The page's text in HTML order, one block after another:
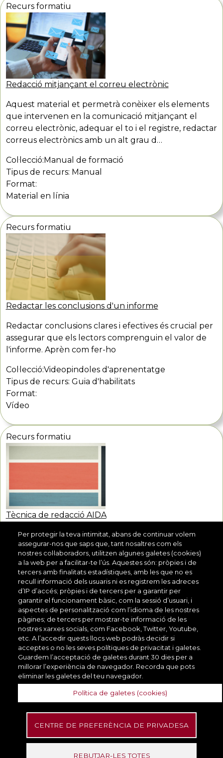
Recurs formatiu
Redacció mitjançant el correu electrònic
Aquest material et permetrà conèixer els elements
que intervenen en la comunicació mitjançant el
correu electrònic, adequar el to i el registre, redactar
correus electrònics amb un alt grau d…
Col·lecció: Manual de formació
Tipus de recurs: Manual
Format:
Material en línia
Recurs formatiu
Redactar les conclusions d'un informe
Redactar conclusions clares i efectives és crucial per
assegurar que els lectors comprenguin el valor de
l'informe. Aprèn com fer-ho
Col·lecció:Videopindoles d'aprenentatge
Tipus de recurs: Guia d'habilitats
Format:
Vídeo
Recurs formatiu
Tècnica de redacció AIDA
Despertar l'atenció, l'interès, desenvolupar les idees i
motivar a l'acció és, sovint, el motiu de les nostres
presentacions. En 2' et presentem la tècnica AIDA
que dóna…
Col·lecció:Videopindoles d'aprenentatge
Tipus de recurs:Guia d'habilitats
Format:
Vídeo
Recurs formatiu
Títols que enganxen
Per protegir la teva intimitat, abans de continuar volem
assegurar-nos que saps que, tant nosaltres com els
nostres col·laboradors, utilitzen algunes galetes (cookies)
a la web per a facilitar-te l’ús. Aquestes són: pròpies i de
tercers amb finalitats estadístiques, amb les que no es
recull informació dels usuaris ni es registrem les adreces
d’IP d’accés; pròpies i de tercers per a garantir per
garantir el funcionament bàsic, com la sessió d’usuari, i
aspectes de personalització com l’idioma de les nostres
pàgines; de tercers per mostrar-te informació de les
nostres xarxes socials, com Facebook, Twitter, Youtube,
etc. A l’accedir quests llocs web podràs decidir si
acceptes o no les seves polítiques de privacitat i galetes.
Guardem l’acceptació de galetes durant 30 dies per a
millorar l’experiència de navegador. Recorda que pots
eliminar les galetes del teu navegador.
Política de galetes (cookies)
CENTRE DE PREFERÈNCIA DE PRIVADESA
REBUTJAR-LES TOTES